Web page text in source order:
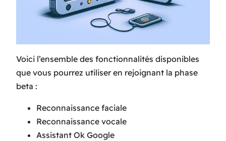
Voici l’ensemble des fonctionnalités disponibles
que vous pourrez utiliser en rejoignant la phase
beta :
Reconnaissance faciale
Reconnaissance vocale
Assistant Ok Google